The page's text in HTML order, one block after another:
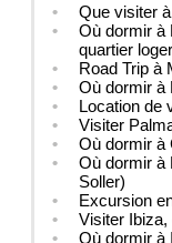
Que visiter
Où dormir à
quartier
Road Trip à
Où dormir à
Location de
Visiter
Où dormir à
Où dormir à
Soller)
Excursion
Visiter Ibiza,
Où dormir à